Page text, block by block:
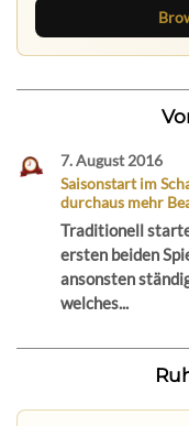
7. August 2016
Saisonstart im
durchaus mehr
Traditionell
ersten beiden
ansonsten
welches...